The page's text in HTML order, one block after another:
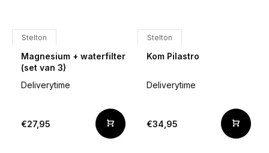
Stelton
Magnesium + waterfilter
(set van 3)
Deliverytime
€27,95
Stelton
Kom Pilastro
Deliverytime
€34,95